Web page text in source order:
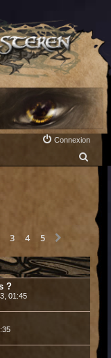
Connexion
c
h
3 4 5
?
01:45